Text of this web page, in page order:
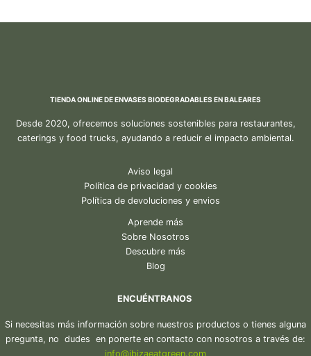
TIENDA ONLINE DE ENVASES BIODEGRADABLES EN BALEARES
Desde 2020, ofrecemos soluciones sostenibles para restaurantes,
caterings y food trucks, ayudando a reducir el impacto ambiental.
Aviso legal
Política de privacidad y cookies
Política de devoluciones y envios
Aprende más
Sobre Nosotros
Descubre más
Blog
ENCUÉNTRANOS
Si necesitas más información sobre nuestros productos o tienes alguna
pregunta, no dudes en ponerte en contacto con nosotros a través de:
info@ibizaeatgreen.com